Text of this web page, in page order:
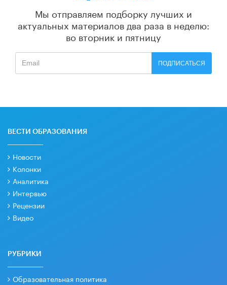
Мы отправляем подборку лучших и
актуальных материалов два раза в неделю:
во вторник и пятницу
ПОДПИСАТЬСЯ
ВЕСТИ ОБРАЗОВАНИЯ
Новости
Колонки
Аналитика
Интервью
Рецензии
Видео
РУБРИКИ
Образовательная политика